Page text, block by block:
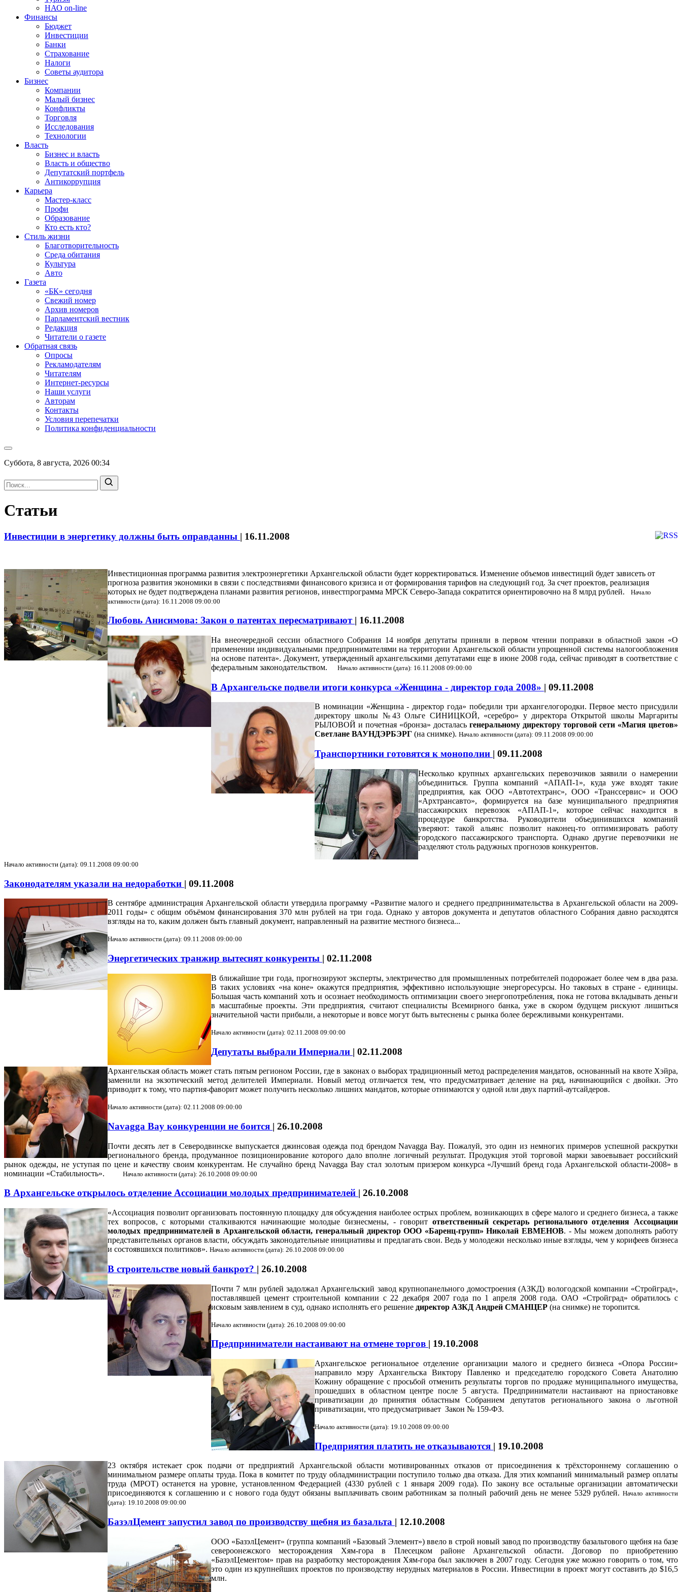
НАО on-line
Финансы
Бюджет
Инвестиции
Банки
Страхование
Налоги
Советы аудитора
Бизнес
Компании
Малый бизнес
Конфликты
Торговля
Исследования
Технологии
Власть
Бизнес и власть
Власть и общество
Депутатский портфель
Антикоррупция
Карьера
Мастер-класс
Профи
Образование
Кто есть кто?
Стиль жизни
Благотворительность
Среда обитания
Культура
Авто
Газета
«БК» сегодня
Свежий номер
Архив номеров
Парламентский вестник
Редакция
Читатели о газете
Обратная связь
Опросы
Рекламодателям
Читателям
Интернет-ресурсы
Наши услуги
Авторам
Контакты
Условия перепечатки
Политика конфиденциальности
Суббота, 8 августа, 2026 00:34
Статьи
Инвестиции в энергетику должны быть оправданны | 16.11.2008
Инвестиционная программа развития электроэнергетики Архангельской области будет корректироваться. Изменение объемов инвестиций будет зависеть от
прогноза развития экономики в связи с последствиями финансового кризиса и от формирования тарифов на следующий год. За счет проектов, реализация
которых не будет подтверждена планами развития регионов, инвестпрограмма МРСК Северо-Запада сократится ориентировочно на 8 млрд рублей. Начало
активности (дата): 16.11.2008 09:00:00
Любовь Анисимова: Закон о патентах пересматривают | 16.11.2008
На внеочередной сессии областного Собрания 14 ноября депутаты приняли в первом чтении поправки в областной закон «О
применении индивидуальными предпринимателями на территории Архангельской области упрощенной системы налогообложения
на основе патента». Документ, утвержденный архангельскими депутатами еще в июне 2008 года, сейчас приводят в соответствие с
федеральным законодательством. Начало активности (дата): 16.11.2008 09:00:00
В Архангельске подвели итоги конкурса «Женщина - директор года 2008» | 09.11.2008
В номинации «Женщина - директор года» победили три архангелогородки. Первое место присудили
директору школы №43 Ольге СИНИЦКОЙ, «серебро» у директора Открытой школы Маргариты
РЫЛОВОЙ и почетная «бронза» досталась генеральному директору торговой сети «Магия цветов»
Светлане ВАУНДЭРБЭРГ (на снимке). Начало активности (дата): 09.11.2008 09:00:00
Транспортники готовятся к монополии | 09.11.2008
Несколько крупных архангельских перевозчиков заявили о намерении
объединиться. Группа компаний «АПАП-1», куда уже входят такие
предприятия, как ООО «Автотехтранс», ООО «Транссервис» и ООО
«Архтрансавто», формируется на базе муниципального предприятия
пассажирских перевозок «АПАП-1», которое сейчас находится в
процедуре банкротства. Руководители объединившихся компаний
уверяют: такой альянс позволит наконец-то оптимизировать работу
городского пассажирского транспорта. Однако другие перевозчики не
разделяют столь радужных прогнозов конкурентов.
Начало активности (дата): 09.11.2008 09:00:00
Законодателям указали на недоработки | 09.11.2008
В сентябре администрация Архангельской области утвердила программу «Развитие малого и среднего предпринимательства в Архангельской области на 2009-
2011 годы» с общим объёмом финансирования 370 млн рублей на три года. Однако у авторов документа и депутатов областного Собрания давно расходятся
взгляды на то, каким должен быть главный документ, направленный на развитие местного бизнеса...
Начало активности (дата): 09.11.2008 09:00:00
Энергетических транжир вытеснят конкуренты | 02.11.2008
В ближайшие три года, прогнозируют эксперты, электричество для промышленных потребителей подорожает более чем в два раза.
В таких условиях «на коне» окажутся предприятия, эффективно использующие энергоресурсы. Но таковых в стране - единицы.
Большая часть компаний хоть и осознает необходимость оптимизации своего энергопотребления, пока не готова вкладывать деньги
в масштабные проекты. Эти предприятия, считают специалисты Всемирного банка, уже в скором будущем рискуют лишиться
значительной части прибыли, а некоторые и вовсе могут быть вытеснены с рынка более бережливыми конкурентами.
Начало активности (дата): 02.11.2008 09:00:00
Депутаты выбрали Империали | 02.11.2008
Архангельская область может стать пятым регионом России, где в законах о выборах традиционный метод распределения мандатов, основанный на квоте Хэйра,
заменили на экзотический метод делителей Империали. Новый метод отличается тем, что предусматривает деление на ряд, начинающийся с двойки. Это
приводит к тому, что партия-фаворит может получить несколько лишних мандатов, которые отнимаются у одной или двух партий-аутсайдеров.
Начало активности (дата): 02.11.2008 09:00:00
Navagga Bay конкуренции не боится | 26.10.2008
Почти десять лет в Северодвинске выпускается джинсовая одежда под брендом Navagga Bay. Пожалуй, это один из немногих примеров успешной раскрутки
регионального бренда, продуманное позиционирование которого дало вполне логичный результат. Продукция этой торговой марки завоевывает российский
рынок одежды, не уступая по цене и качеству своим конкурентам. Не случайно бренд Navagga Bay стал золотым призером конкурса «Лучший бренд года Архангельской области-2008» в
номинации «Стабильность». Начало активности (дата): 26.10.2008 09:00:00
В Архангельске открылось отделение Ассоциации молодых предпринимателей | 26.10.2008
«Ассоциация позволит организовать постоянную площадку для обсуждения наиболее острых проблем, возникающих в сфере малого и среднего бизнеса, а также
тех вопросов, с которыми сталкиваются начинающие молодые бизнесмены, - говорит ответственный секретарь регионального отделения Ассоциации
молодых предпринимателей в Архангельской области, генеральный директор ООО «Баренц-групп» Николай ЕВМЕНОВ. - Мы можем дополнять работу
представительных органов власти, обсуждать законодательные инициативы и предлагать свои. Ведь у молодежи несколько иные взгляды, чем у корифеев бизнеса
и состоявшихся политиков». Начало активности (дата): 26.10.2008 09:00:00
В строительстве новый банкрот? | 26.10.2008
Почти 7 млн рублей задолжал Архангельский завод крупнопанельного домостроения (АЗКД) вологодской компании «Стройград»,
поставлявшей цемент строительной компании с 22 декабря 2007 года по 1 апреля 2008 года. ОАО «Стройград» обратилось с
исковым заявлением в суд, однако исполнять его решение директор АЗКД Андрей СМАНЦЕР (на снимке) не торопится.
Начало активности (дата): 26.10.2008 09:00:00
Предприниматели настаивают на отмене торгов | 19.10.2008
Архангельское региональное отделение организации малого и среднего бизнеса «Опора России»
направило мэру Архангельска Виктору Павленко и председателю городского Совета Анатолию
Кожину обращение с просьбой отменить результаты торгов по продаже муниципального имущества,
прошедших в областном центре после 5 августа. Предприниматели настаивают на приостановке
приватизации до принятия областным Собранием депутатов регионального закона о льготной
приватизации, что предусматривает Закон № 159-ФЗ.
Начало активности (дата): 19.10.2008 09:00:00
Предприятия платить не отказываются | 19.10.2008
23 октября истекает срок подачи от предприятий Архангельской области мотивированных отказов от присоединения к трёхстороннему соглашению о
минимальном размере оплаты труда. Пока в комитет по труду обладминистрации поступило только два отказа. Для этих компаний минимальный размер оплаты
труда (МРОТ) останется на уровне, установленном Федерацией (4330 рублей с 1 января 2009 года). По закону все остальные организации автоматически
присоединяются к соглашению и с нового года будут обязаны выплачивать своим работникам за полный рабочий день не менее 5329 рублей.Начало активности
(дата): 19.10.2008 09:00:00
БазэлЦемент запустил завод по производству щебня из базальта | 12.10.2008
ООО «БазэлЦемент» (группа компаний «Базовый Элемент») ввело в строй новый завод по производству базальтового щебня на базе
североонежского месторождения Хям-гора в Плесецком районе Архангельской области. Договор по приобретению
«БазэлЦементом» прав на разработку месторождения Хям-гора был заключен в 2007 году. Сегодня уже можно говорить о том, что
это один из крупнейших проектов по производству нерудных материалов в России. Инвестиции в проект могут составить до $16,5
млн.